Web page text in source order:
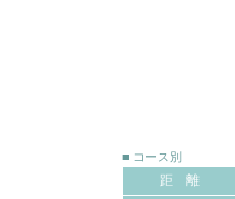
■ コース別
距 離